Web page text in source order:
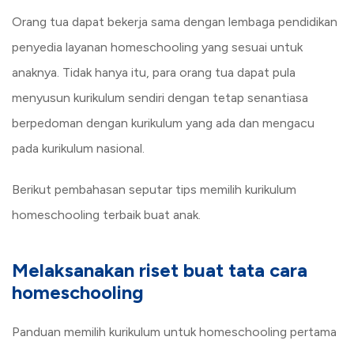
Orang tua dapat bekerja sama dengan lembaga pendidikan
penyedia layanan homeschooling yang sesuai untuk
anaknya. Tidak hanya itu, para orang tua dapat pula
menyusun kurikulum sendiri dengan tetap senantiasa
berpedoman dengan kurikulum yang ada dan mengacu
pada kurikulum nasional.
Berikut pembahasan seputar tips memilih kurikulum
homeschooling terbaik buat anak.
Melaksanakan riset buat tata cara
homeschooling
Panduan memilih kurikulum untuk homeschooling pertama